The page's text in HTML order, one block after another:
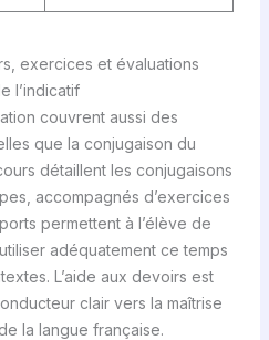
exercices et évaluations
l’indicatif
couvrent aussi des
que la conjugaison du
détaillent les conjugaisons
accompagnés d’exercices
permettent à l’élève de
adéquatement ce temps
L’aide aux devoirs est
clair vers la maîtrise
la langue française.